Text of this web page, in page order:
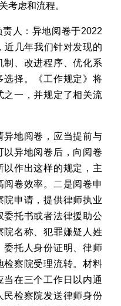
考虑和流程。
人：异地阅卷于2022
近几年我们针对发现的
制、改进程序、优化系
选择。《工作规定》将
之一，并规定了相关流
地阅卷，应当提前与
以异地阅卷后，向阅卷
以作出这样的规定，主
卷效率。二是阅卷申
院申请，提供律师执业
委托书或者法律援助公
院名称、犯罪嫌疑人姓
委托人身份证明、律师
检察院受理流转。材料
在三个工作日以内通
民检察院发送律师身份